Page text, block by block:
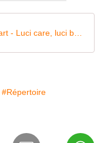
#Répertoire